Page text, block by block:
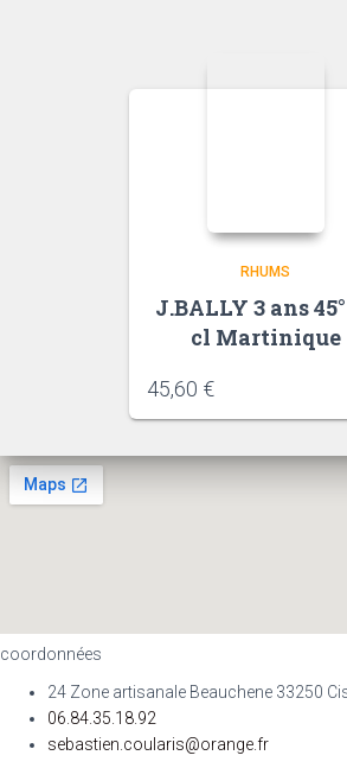
RHUMS
J.BALLY 3 ans
cl Martinique
45,60 €
coordonnées
24 Zone artisanale Beauchene 33250
06.84.35.18.92
sebastien.coularis@orange.fr